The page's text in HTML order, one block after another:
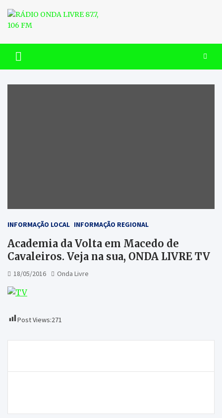
content
RÁDIO ONDA LIVRE 87.7, 106
FM
INFORMAÇÃO LOCAL INFORMAÇÃO REGIONAL
Academia da Volta em Macedo de
Cavaleiros. Veja na sua, ONDA LIVRE TV
18/05/2016 Onda Livre
Post Views:271